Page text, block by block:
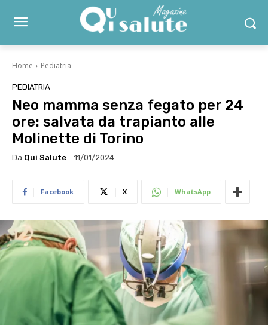
Home Pediatria
PEDIATRIA
Neo mamma senza fegato per 24
ore: salvata da trapianto alle
Molinette di Torino
Da Qui Salute 11/01/2024
Facebook X WhatsApp